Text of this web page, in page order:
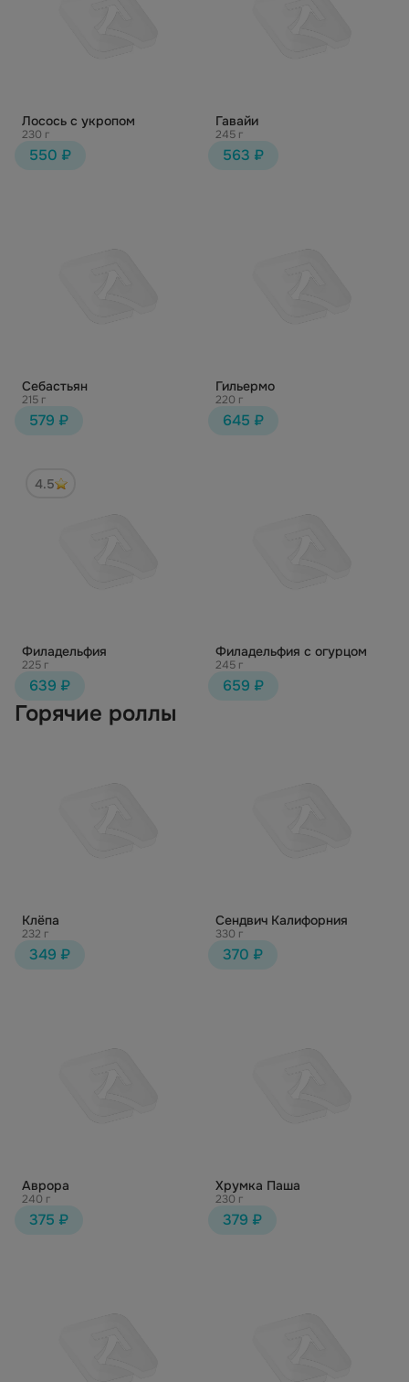
Лосось с укропом
230 г
550 ₽
Гавайи
245 г
563 ₽
Себастьян
215 г
579 ₽
Гильермо
220 г
645 ₽
4.5
Филадельфия
225 г
639 ₽
Филадельфия с огурцом
245 г
659 ₽
Горячие роллы
Клёпа
232 г
349 ₽
Сендвич Калифорния
330 г
370 ₽
Аврора
240 г
375 ₽
Хрумка Паша
230 г
379 ₽